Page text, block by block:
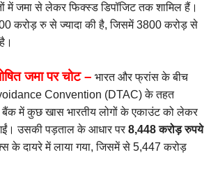
में जमा से लेकर फिक्स्ड डिपॉजिट तक शामिल हैं।
करोड़ रु से ज्यादा की है, जिसमें 3800 करोड़ से
जमा पर चोट – भारत और फ्रांस के बीच
Convention (DTAC) के तहत
में कुछ खास भारतीय लोगों के एकाउंट को लेकर
गईं। उसकी पड़ताल के आधार पर 8,448 करोड़ रुपये
के दायरे में लाया गया, जिसमें से 5,447 करोड़